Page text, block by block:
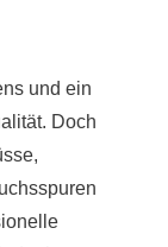
und ein
Doch